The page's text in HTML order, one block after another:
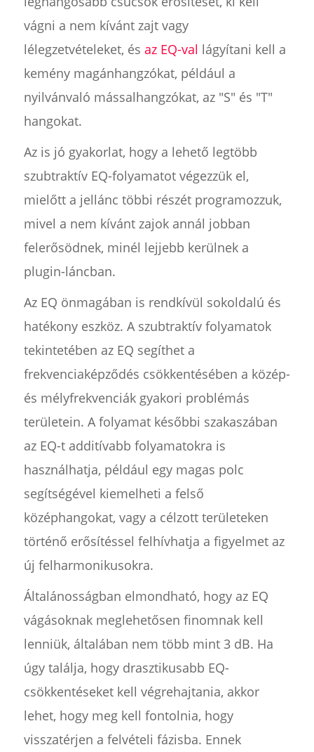
vágni a nem kívánt zajt vagy
lélegzetvételeket, és az EQ-val lágyítani kell a
kemény magánhangzókat, például a
nyilvánvaló mássalhangzókat, az "S" és "T"
hangokat.
Az is jó gyakorlat, hogy a lehető legtöbb
szubtraktív EQ-folyamatot végezzük el,
mielőtt a jellánc többi részét programozzuk,
mivel a nem kívánt zajok annál jobban
felerősödnek, minél lejjebb kerülnek a
plugin-láncban.
Az EQ önmagában is rendkívül sokoldalú és
hatékony eszköz. A szubtraktív folyamatok
tekintetében az EQ segíthet a
frekvenciaképződés csökkentésében a közép-
és mélyfrekvenciák gyakori problémás
területein. A folyamat későbbi szakaszában
az EQ-t additívabb folyamatokra is
használhatja, például egy magas polc
segítségével kiemelheti a felső
középhangokat, vagy a célzott területeken
történő erősítéssel felhívhatja a figyelmet az
új felharmonikusokra.
Általánosságban elmondható, hogy az EQ
vágásoknak meglehetősen finomnak kell
lenniük, általában nem több mint 3 dB. Ha
úgy találja, hogy drasztikusabb EQ-
csökkentéseket kell végrehajtania, akkor
lehet, hogy meg kell fontolnia, hogy
visszatérjen a felvételi fázisba. Ennek